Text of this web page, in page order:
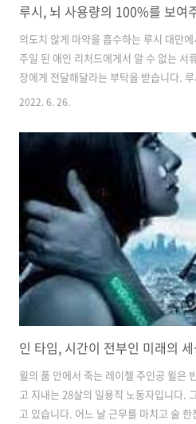
루시, 뇌 사용량의 100%를 보여
의도치 않게 마약을 흡수하는 루시 대만
주일 된 애인 리처드에게서 알 수 없는 서
장에게 전달해달라는 부탁을 받습니다.
만, 리처드가 막무가내로 서류 가방에 연
장을 만나러 왔다고 얘기하자, 미스터 장
밖에서는 모든 것을 지켜보던 리처드가
루시는 슬퍼하며 부하들에게 끌려갑니
에는 파란색 알갱이가 든 비닐 파우치 4
분말은 신종 마약으로, 미스터 장은 즉석
어들입니다. ..
2022. 6. 26.
인 타임, 시간이 전부인 미래의
윌의 품 안에서 죽는 레이첼 주인공 윌은
고 지내는 28살의 일용직 노동자입니다.
고 있습니다. 어느 날 근무를 마치고 술